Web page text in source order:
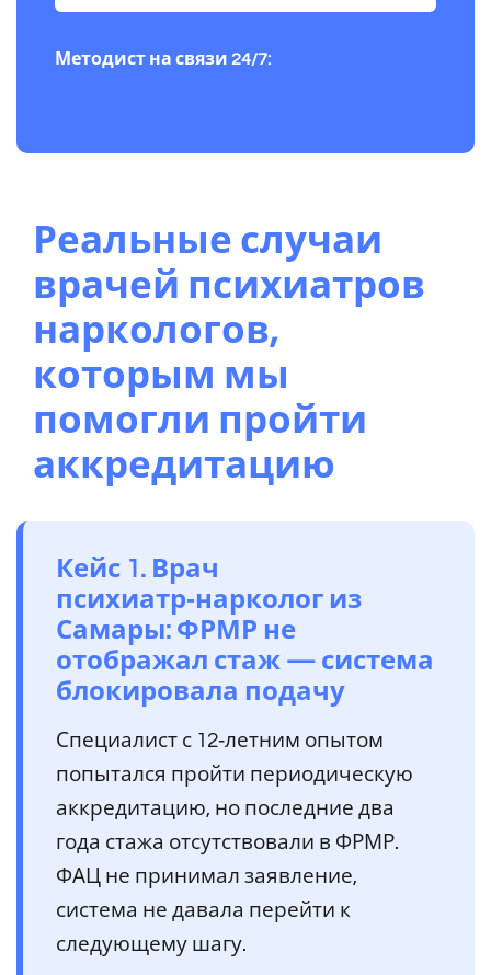
Методист на связи 24/7:
Реальные случаи
врачей психиатров
наркологов,
которым мы
помогли пройти
аккредитацию
Кейс 1. Врач
психиатр‑нарколог из
Самары: ФРМР не
отображал стаж — система
блокировала подачу
Специалист с 12‑летним опытом
попытался пройти периодическую
аккредитацию, но последние два
года стажа отсутствовали в ФРМР.
ФАЦ не принимал заявление,
система не давала перейти к
следующему шагу.